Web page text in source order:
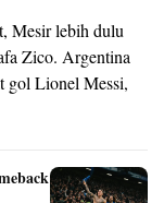
Mesir lebih dulu
Zico. Argentina
gol Lionel Messi,